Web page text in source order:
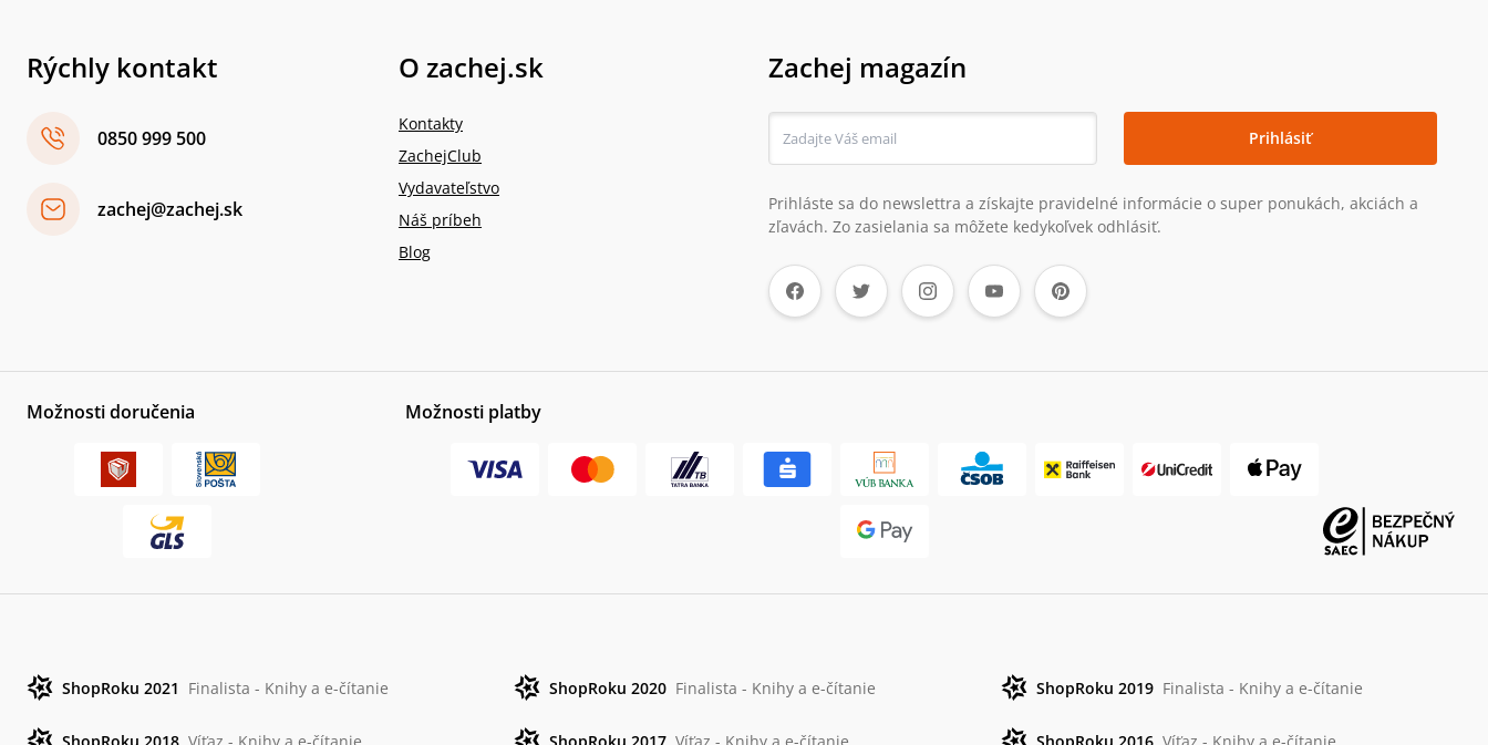
Rýchly kontakt
0850 999 500
zachej@zachej.sk
O zachej.sk
Kontakty
ZachejClub
Vydavateľstvo
Náš príbeh
Blog
Zachej magazín
Prihlásiť
Prihláste sa do newslettra a získajte pravidelné informácie o super ponukách, akciách a
zľavách. Zo zasielania sa môžete kedykoľvek odhlásiť.
Možnosti doručenia Možnosti platby
ShopRoku 2021 Finalista - Knihy a e-čítanie ShopRoku 2020 Finalista - Knihy a e-čítanie ShopRoku 2019 Finalista - Knihy a e-čítanie